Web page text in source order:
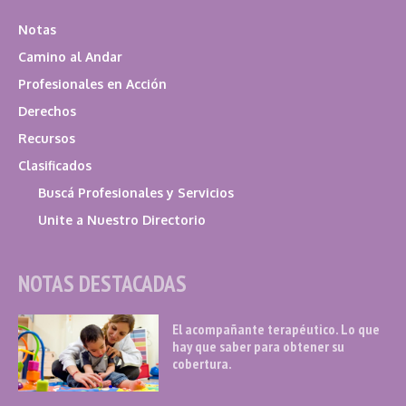
Notas
Camino al Andar
Profesionales en Acción
Derechos
Recursos
Clasificados
Buscá Profesionales y Servicios
Unite a Nuestro Directorio
NOTAS DESTACADAS
El acompañante terapéutico. Lo que
hay que saber para obtener su
cobertura.